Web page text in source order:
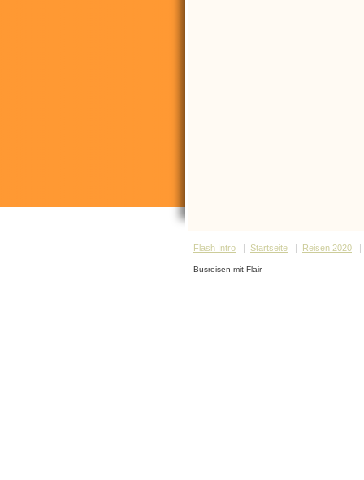
Flash Intro | Startseite | Reisen 2020
Busreisen mit Flair